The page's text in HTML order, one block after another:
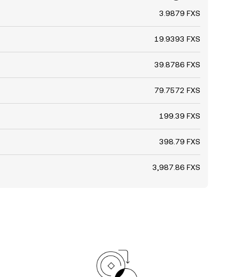
3.9879 FXS
19.9393 FXS
39.8786 FXS
79.7572 FXS
199.39 FXS
398.79 FXS
3,987.86 FXS